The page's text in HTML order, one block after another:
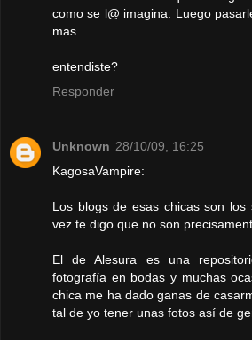
como se l@ imagina. Luego
mas.
entendiste?
Responder
Unknown 28/10/09, 16:25
KagosaVampire:
Los blogs de esas chicas son los
vez te digo que no son
El de Alesura es una
fotografía en bodas y muchas
chica me ha dado ganas de
tal de yo tener unas fotos así de